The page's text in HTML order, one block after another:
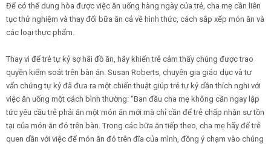
Để có thể dung hòa được việc ăn uống hàng ngày của trẻ, cha mẹ cần liên
tục thử nghiệm và thay đổi bữa ăn cả về hình thức, cách sắp xếp món ăn và
các loại thực phẩm.
Thay vì để trẻ tự kỷ sợ hãi đồ ăn, hãy khiến trẻ cảm thấy chúng được trao
quyền kiểm soát trên bàn ăn. Susan Roberts, chuyên gia giáo dục và tư
vấn chứng tự kỷ đã đưa ra một chiến thuật giúp trẻ tự kỷ dần thích nghi với
việc ăn uống một cách bình thường: “Ban đầu cha mẹ không cần ngay lập
tức yêu cầu trẻ phải ăn một món ăn mới mà chỉ cần để trẻ chấp nhận sự tồn
tại của món ăn đó trên bàn. Trong các bữa ăn tiếp theo, cha mẹ hãy để trẻ
quen dần với việc để món ăn đó trên đĩa của mình, đồng ý chạm vào chúng